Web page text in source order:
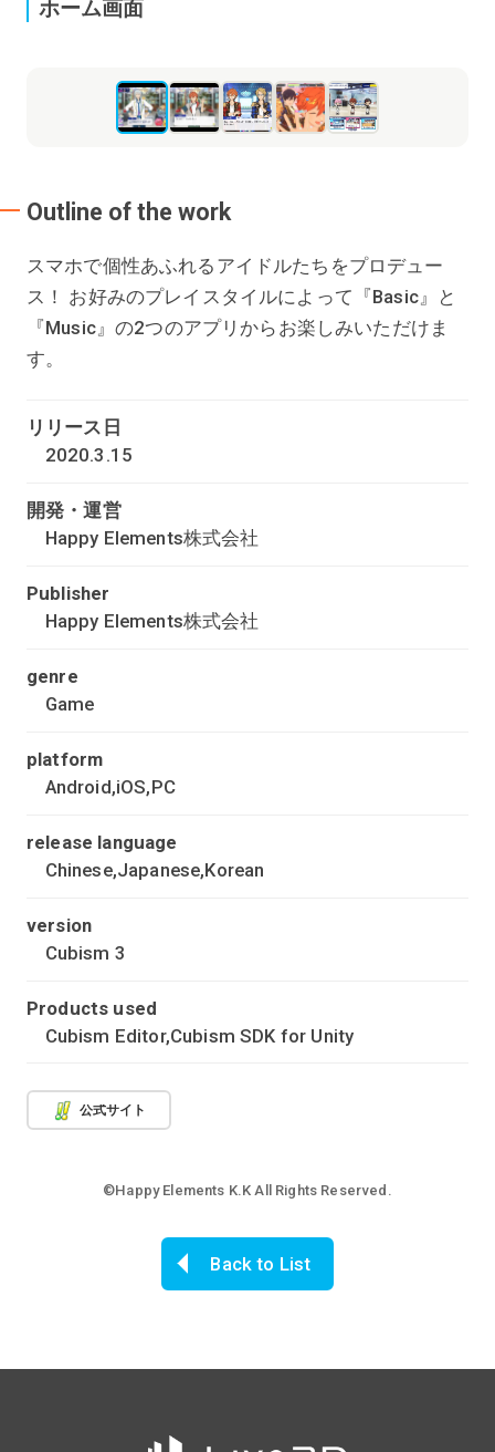
ホーム画面
Outline of the work
スマホで個性あふれるアイドルたちをプロデュー
ス！ お好みのプレイスタイルによって『Basic』と
『Music』の2つのアプリからお楽しみいただけま
す。
リリース日
2020.3.15
開発・運営
Happy Elements株式会社
Publisher
Happy Elements株式会社
genre
Game
platform
Android,iOS,PC
release language
Chinese,Japanese,Korean
version
Cubism 3
Products used
Cubism Editor,Cubism SDK for Unity
公式サイト
©Happy Elements K.K All Rights Reserved.
Back to List